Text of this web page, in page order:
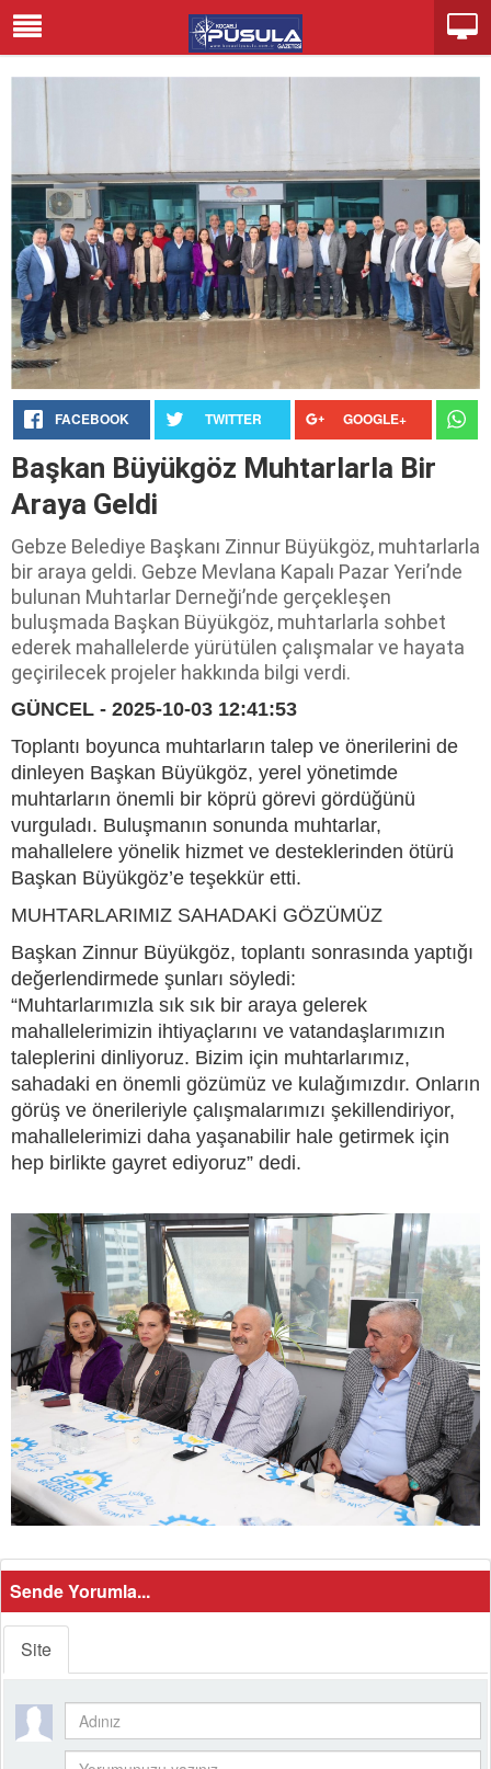
FACEBOOK TWITTER GOOGLE+
Başkan Büyükgöz Muhtarlarla Bir
Araya Geldi
Gebze Belediye Başkanı Zinnur Büyükgöz, muhtarlarla
bir araya geldi. Gebze Mevlana Kapalı Pazar Yeri’nde
bulunan Muhtarlar Derneği’nde gerçekleşen
buluşmada Başkan Büyükgöz, muhtarlarla sohbet
ederek mahallelerde yürütülen çalışmalar ve hayata
geçirilecek projeler hakkında bilgi verdi.
GÜNCEL - 2025-10-03 12:41:53
Toplantı boyunca muhtarların talep ve önerilerini de
dinleyen Başkan Büyükgöz, yerel yönetimde
muhtarların önemli bir köprü görevi gördüğünü
vurguladı. Buluşmanın sonunda muhtarlar,
mahallelere yönelik hizmet ve desteklerinden ötürü
Başkan Büyükgöz’e teşekkür etti.
MUHTARLARIMIZ SAHADAKİ GÖZÜMÜZ
Başkan Zinnur Büyükgöz, toplantı sonrasında yaptığı
değerlendirmede şunları söyledi:
“Muhtarlarımızla sık sık bir araya gelerek
mahallelerimizin ihtiyaçlarını ve vatandaşlarımızın
taleplerini dinliyoruz. Bizim için muhtarlarımız,
sahadaki en önemli gözümüz ve kulağımızdır. Onların
görüş ve önerileriyle çalışmalarımızı şekillendiriyor,
mahallelerimizi daha yaşanabilir hale getirmek için
hep birlikte gayret ediyoruz” dedi.
Sende Yorumla...
Site